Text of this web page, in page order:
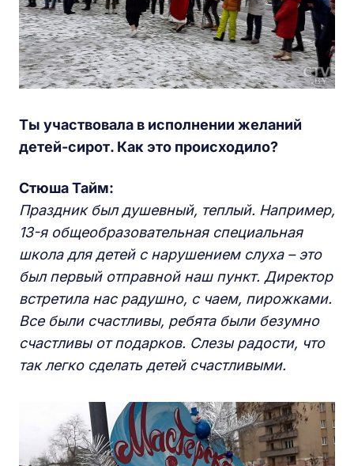
Ты участвовала в исполнении желаний
детей-сирот. Как это происходило?
Стюша Тайм:
Праздник был душевный, теплый. Например,
13-я общеобразовательная специальная
школа для детей с нарушением слуха – это
был первый отправной наш пункт. Директор
встретила нас радушно, с чаем, пирожками.
Все были счастливы, ребята были безумно
счастливы от подарков. Слезы радости, что
так легко сделать детей счастливыми.